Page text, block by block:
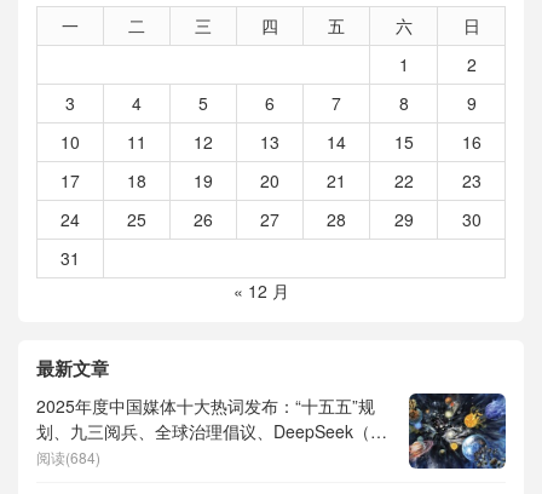
一 二 三 四 五 六
日
1
2
3
4 5 6 7 8
9
10
11 12 13 14 15
16
17
18 19 20 21 22
23
24
25 26 27 28 29
30
31
« 12 月
最新文章
2025年度中国媒体十大热词发布：“十五五”规
划、九三阅兵、全球治理倡议、DeepSeek（深
度求索）、人形机器人、苏超、票根经济、育
阅读(684)